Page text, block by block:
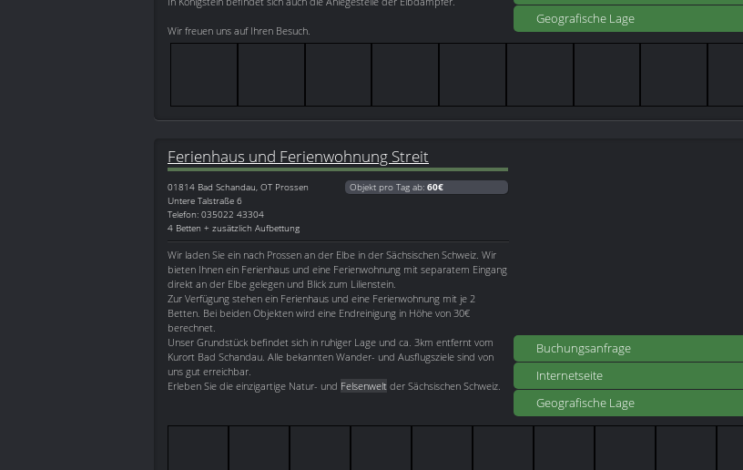
Geografische Lage
Wir freuen uns auf Ihren Besuch.
Buchungsanfrage
Internetseite
Geografische Lage
Ferienhaus und Ferienwohnung Streit
01814 Bad Schandau, OT Prossen
Untere Talstraße 6
Telefon: 035022 43304
4 Betten + zusätzlich Aufbettung
Objekt pro Tag ab: 60€
Wir laden Sie ein nach Prossen an der Elbe in der Sächsischen Schweiz. Wir
bieten Ihnen ein Ferienhaus und eine Ferienwohnung mit separatem Eingang
direkt an der Elbe gelegen und Blick zum Lilienstein.
Zur Verfügung stehen ein Ferienhaus und eine Ferienwohnung mit je 2
Betten. Bei beiden Objekten wird eine Endreinigung in Höhe von 30€
berechnet.
Unser Grundstück befindet sich in ruhiger Lage und ca. 3km entfernt vom
Kurort Bad Schandau. Alle bekannten Wander- und Ausflugsziele sind von
uns gut erreichbar.
Erleben Sie die einzigartige Natur- und Felsenwelt der Sächsischen Schweiz.